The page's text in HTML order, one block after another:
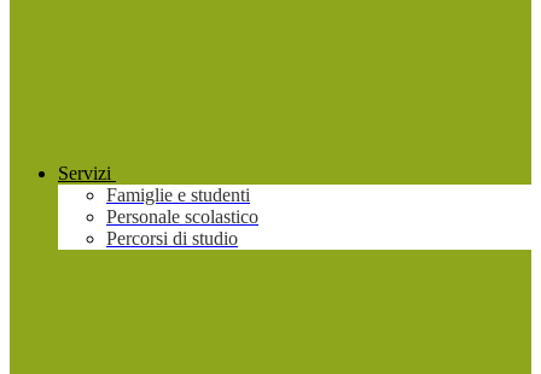
Servizi
Famiglie e studenti
Personale scolastico
Percorsi di studio